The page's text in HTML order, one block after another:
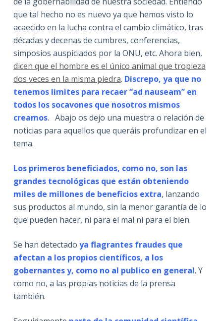
que tal hecho no es nuevo ya que hemos visto lo
acaecido en la lucha contra el cambio climático, tras
décadas y decenas de cumbres, conferencias,
simposios auspiciados por la ONU, etc. Ahora bien,
dicen que el hombre es el único animal que tropieza
dos veces en la misma piedra. Discrepo, ya que no
tenemos limites para recaer “ad nauseam” en
todos los socavones que nosotros mismos
creamos. Abajo os dejo una muestra o relación de
noticias para aquellos que queráis profundizar en el
tema.
Los primeros beneficiados, como no, son las
grandes tecnológicas que están obteniendo
miles de millones de beneficios extra, lanzando
sus productos al mundo, sin la menor garantía de lo
que pueden hacer, ni para el mal ni para el bien.
Se han detectado ya flagrantes fraudes que
afectan a los propios científicos, a los
gobernantes y, como no al publico en general. Y
como no, a las propias noticias de la prensa
también.